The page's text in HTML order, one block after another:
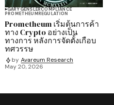
GARY GENSLERCOMPLIANCE
PROMETHEUMREGULATION
Prometheum เริ่มต้นการค้า
ทาง Crypto อย่างเป็น
ทางการ หลังการจัดตั้งเกือบ
ทศวรรษ
by Avareum Research
May 20, 2026